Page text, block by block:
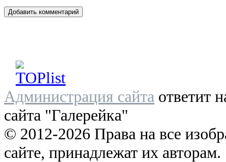
Администрация сайта ответит
сайта "Галерейка"
© 2012-2026 Права на все
сайте, принадлежат их авторам.